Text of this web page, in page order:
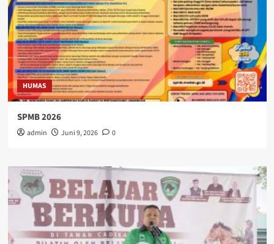
HUMAS
SPMB 2026
admin Juni 9, 2026 0